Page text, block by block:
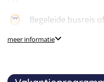
Begeleide busreis
Enthousiaste
Divers aanbod
events
meer informatie